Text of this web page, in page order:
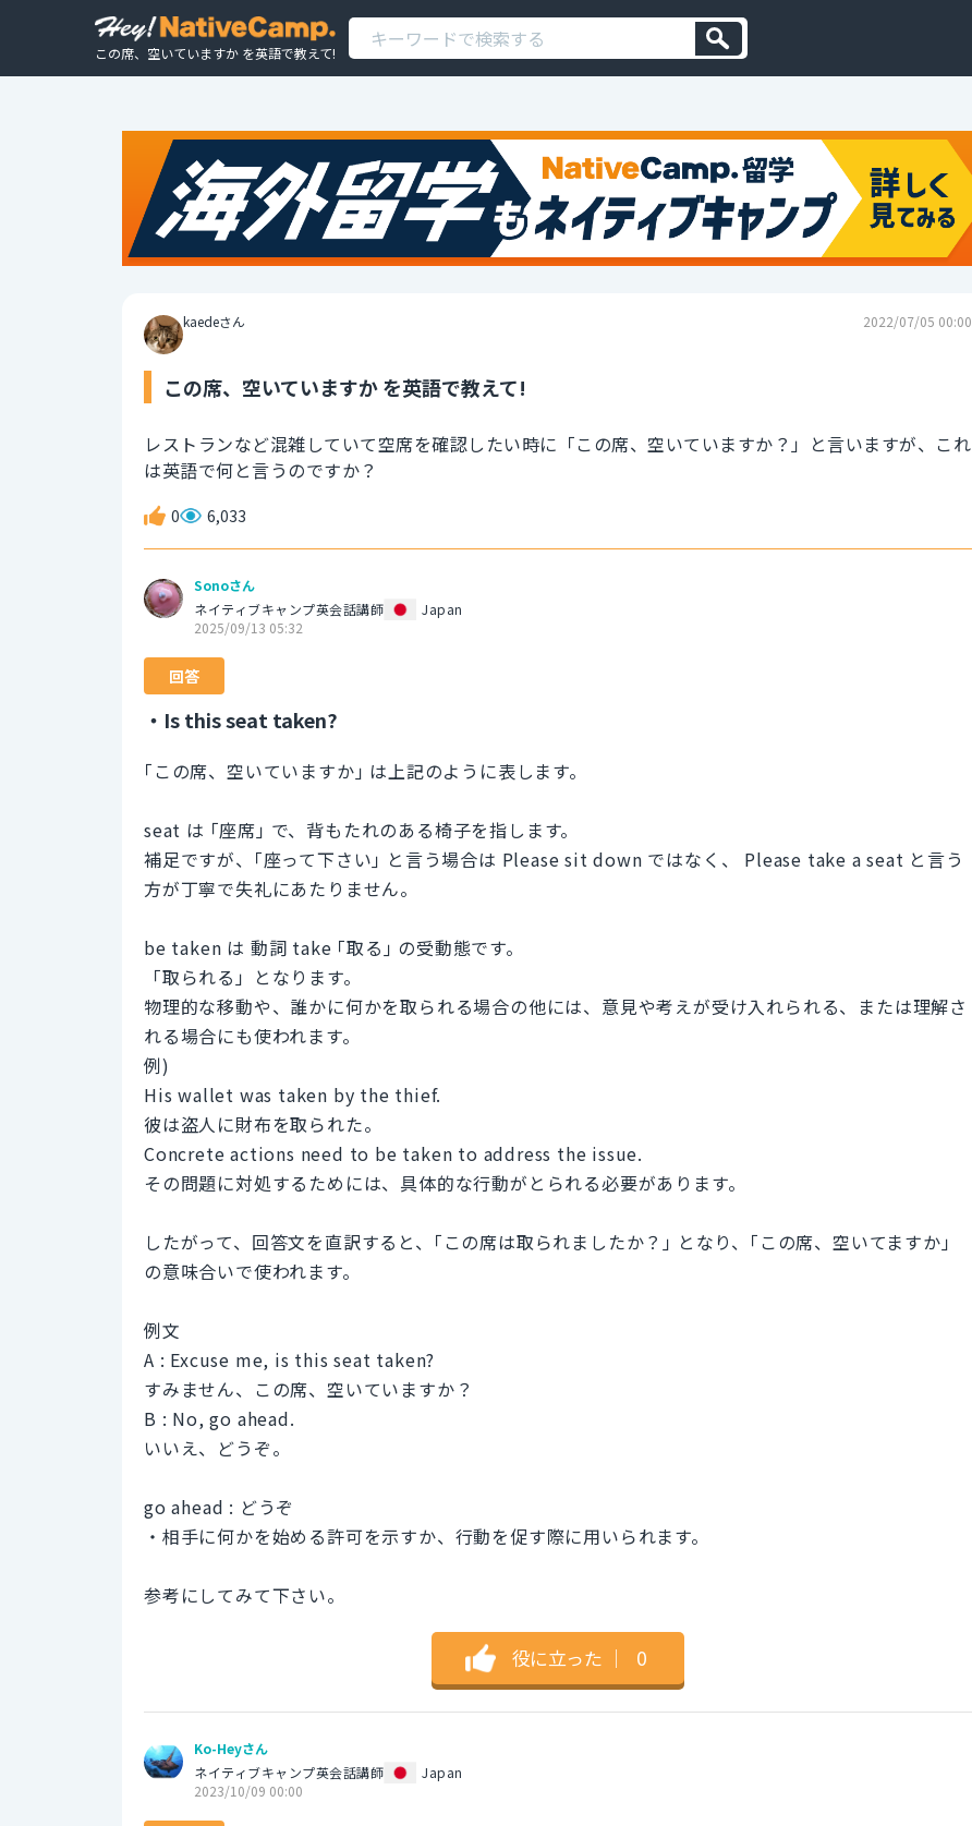
この席、空いていますか を英語で教えて!
kaedeさん 2022/07/05 00:00
この席、空いていますか を英語で教えて!
レストランなど混雑していて空席を確認したい時に「この席、空いていますか？」と言いますが、これ
は英語で何と言うのですか？
0 6,033
Sonoさん
ネイティブキャンプ英会話講師
Japan
2025/09/13 05:32
回答
・Is this seat taken?
｢この席、空いていますか｣ は上記のように表します。
seat は ｢座席｣ で、背もたれのある椅子を指します。
補足ですが、｢座って下さい｣ と言う場合は Please sit down ではなく、 Please take a seat と言う
方が丁寧で失礼にあたりません。
be taken は 動詞 take ｢取る｣ の受動態です。
「取られる」となります。
物理的な移動や、誰かに何かを取られる場合の他には、意見や考えが受け入れられる、または理解さ
れる場合にも使われます。
例)
His wallet was taken by the thief.
彼は盗人に財布を取られた。
Concrete actions need to be taken to address the issue.
その問題に対処するためには、具体的な行動がとられる必要があります。
したがって、回答文を直訳すると、｢この席は取られましたか？｣ となり、｢この席、空いてますか｣
の意味合いで使われます。
例文
A : Excuse me, is this seat taken?
すみません、この席、空いていますか？
B : No, go ahead.
いいえ、どうぞ。
go ahead : どうぞ
・相手に何かを始める許可を示すか、行動を促す際に用いられます。
参考にしてみて下さい。
役に立った ｜ 0
Ko-Heyさん
ネイティブキャンプ英会話講師
Japan
2023/10/09 00:00